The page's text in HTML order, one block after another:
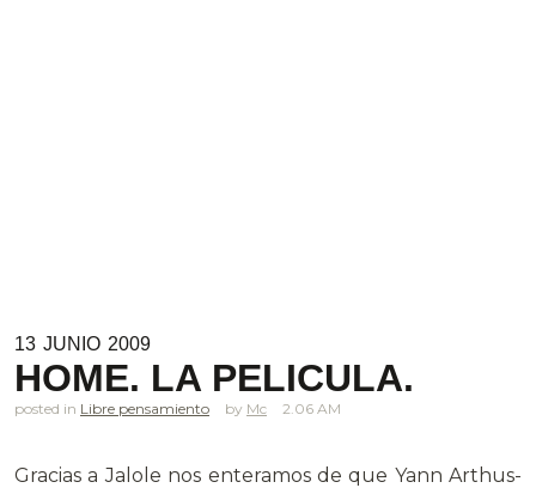
13 JUNIO 2009
HOME. LA PELICULA.
posted in Libre pensamiento Mc 2.06 AM
Gracias a Jalole nos enteramos de que Yann Arthus-